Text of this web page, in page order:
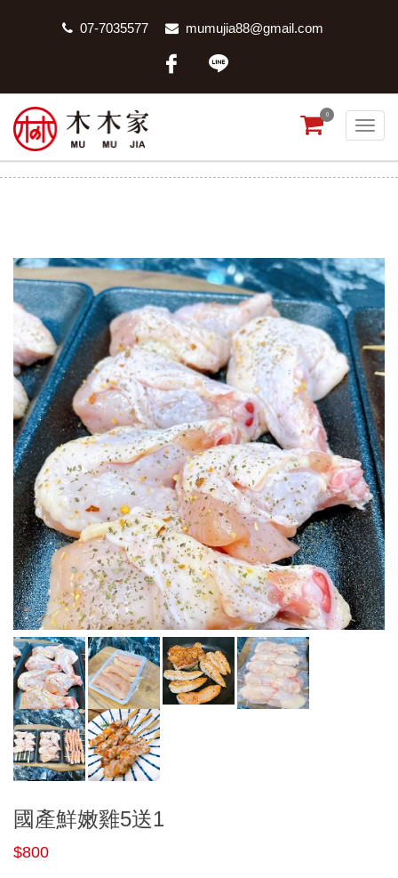
07-7035577 mumujia88@gmail.com
0
國產鮮嫩雞5送1 國產鮮嫩雞5送1
國產鮮嫩雞5送1
$800